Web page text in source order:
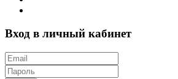
Вход в личный кабинет